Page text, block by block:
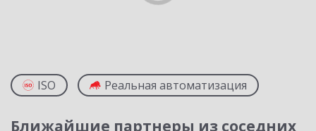
ISO Реальная автоматизация
Ближайшие партнеры из соседних